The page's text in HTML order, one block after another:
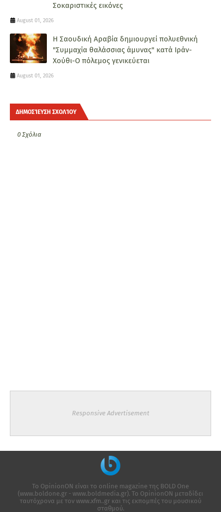
Σοκαριστικές εικόνες
August 01, 2026
Η Σαουδική Αραβία δημιουργεί πολυεθνική
"Συμμαχία θαλάσσιας άμυνας" κατά Ιράν-
Χούθι-Ο πόλεμος γενικεύεται
August 01, 2026
ΔΗΜΟΣΊΕΥΣΗ ΣΧΟΛΊΟΥ
0 Σχόλια
Responsive Advertisement
Το OpinionON είναι το online magazine της ΒΟLD One
(www.boldone.gr - www.boldmedia.gr). Το OpinionON μεταδίδει
ταυτόχρονα με τον www.xfm..gr και τις εκπομπές του μουσικού
σταθμού.